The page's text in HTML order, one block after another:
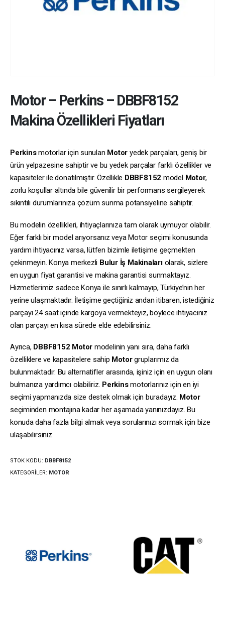
Motor– Perkins– DBBF8152
Makina Özellikleri Fiyatları
Perkinsmotorlar için sunulan Motor yedek parçaları, geniş bir
ürün yelpazesine sahiptir ve bu yedek parçalar farklı özellikler ve
kapasiteler ile donatılmıştır. Özellikle DBBF8152 model Motor,
zorlu koşullar altında bile güvenilir bir performans sergileyerek
sıkıntılı durumlarınıza çözüm sunma potansiyeline sahiptir.
Bu modelin özellikleri, ihtiyaçlarınıza tam olarak uymuyor olabilir.
Eğer farklı bir model arıyorsanız veya Motor seçimi konusunda
yardım ihtiyacınız varsa, lütfen bizimle iletişime geçmekten
çekinmeyin. Konya merkezli Bulur İş Makinalarıolarak, sizlere
en uygun fiyat garantisi ve makina garantisi sunmaktayız.
Hizmetlerimiz sadece Konya ile sınırlı kalmayıp, Türkiye’nin her
yerine ulaşmaktadır. İletişime geçtiğiniz andan itibaren, istediğiniz
parçayı 24 saat içinde kargoya vermekteyiz, böylece ihtiyacınız
olan parçayı en kısa sürede elde edebilirsiniz.
Ayrıca, DBBF8152 Motor modelinin yanı sıra, daha farklı
özelliklere ve kapasitelere sahip Motorgruplarımız da
bulunmaktadır. Bu alternatifler arasında, işiniz için en uygun olanı
bulmanıza yardımcı olabiliriz. Perkinsmotorlarınız için en iyi
seçimi yapmanızda size destek olmak için buradayız. Motor
seçiminden montajına kadar her aşamada yanınızdayız. Bu
konuda daha fazla bilgi almak veya sorularınızı sormak için bize
ulaşabilirsiniz.
STOK KODU: DBBF8152
KATEGORILER: MOTOR